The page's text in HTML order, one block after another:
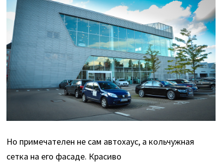
Но примечателен не сам автохаус, а кольчужная
сетка на его фасаде. Красиво